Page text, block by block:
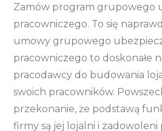
Zamów program grupowego
pracowniczego. To się
umowy grupowego
pracowniczego to doskonałe
pracodawcy do budowania
swoich pracowników.
przekonanie, że podstawą
firmy są jej lojalni i zadowoleni